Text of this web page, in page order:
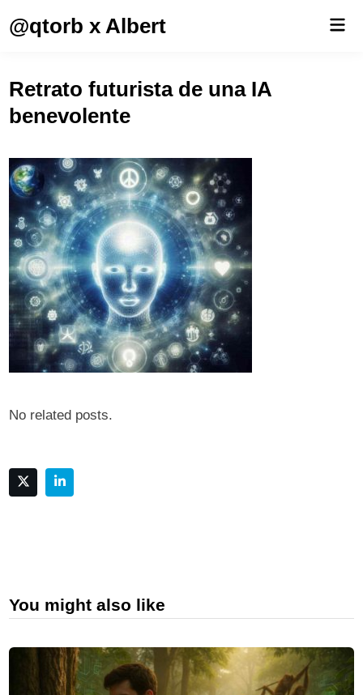
@qtorb x Albert
Retrato futurista de una IA
benevolente
No related posts.
You might also like